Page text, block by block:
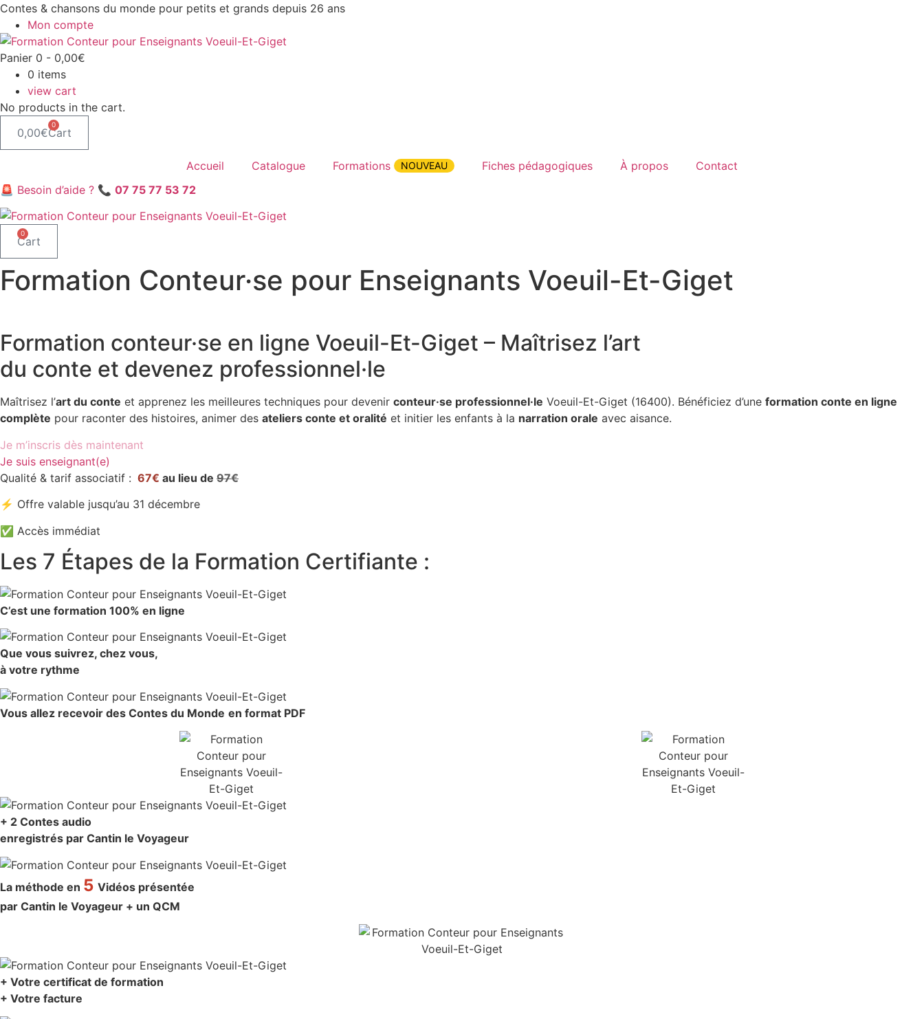
Aller
contenu
Contes & chansons du monde pour petits et grands depuis 26 ans
Mon compte
Panier 0 - 0,00€
0 items
view cart
No products in the cart.
0,00€
0
Cart
Accueil Catalogue Formations NOUVEAU Fiches pédagogiques À propos
Contact
🚨 Besoin d’aide ? 📞 07 75 77 53 72
0
Cart
Formation Conteur·se pour Enseignants Voeuil-Et-Giget
Formation conteur·se en ligne Voeuil-Et-Giget – Maîtrisez l’art
du conte et devenez professionnel·le
Maîtrisez l’art du conte et apprenez les meilleures techniques pour devenir conteur·se professionnel·le Voeuil-Et-Giget (16400). Bénéficiez d’une formation conte en ligne
complète pour raconter des histoires, animer des ateliers conte et oralité et initier les enfants à la narration orale avec aisance.
Je m’inscris dès maintenant
Je suis enseignant(e)
Qualité & tarif associatif : 67€ au lieu de 97€
⚡ Offre valable jusqu’au 31 décembre
✅ Accès immédiat
Les 7 Étapes de la Formation Certifiante :
C’est une formation 100% en ligne
Que vous suivrez, chez vous,
à votre rythme
Vous allez recevoir des Contes du Monde en format PDF
+ 2 Contes audio
enregistrés par Cantin le Voyageur
La méthode en 5 Vidéos présentée
par Cantin le Voyageur + un QCM
+ Votre certificat de formation
+ Votre facture